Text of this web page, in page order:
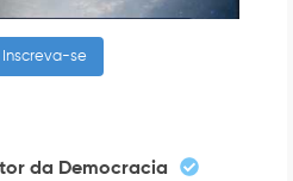
Inscreva-se
da Democracia